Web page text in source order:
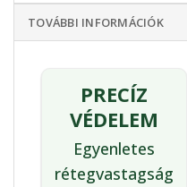
TOVÁBBI INFORMÁCIÓK
PRECÍZ
VÉDELEM
Egyenletes
rétegvastagság